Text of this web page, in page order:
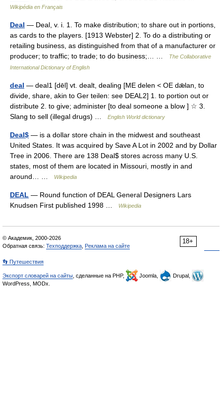
Wikipédia en Français
Deal — Deal, v. i. 1. To make distribution; to share out in portions,
as cards to the players. [1913 Webster] 2. To do a distributing or
retailing business, as distinguished from that of a manufacturer or
producer; to traffic; to trade; to do business;… …
The Collaborative
International Dictionary of English
deal — deal1 [dēl] vt. dealt, dealing [ME delen < OE dǣlan, to
divide, share, akin to Ger teilen: see DEAL2] 1. to portion out or
distribute 2. to give; administer [to deal someone a blow ] ☆ 3.
Slang to sell (illegal drugs) …
English World dictionary
Deal$ — is a dollar store chain in the midwest and southeast
United States. It was acquired by Save A Lot in 2002 and by Dollar
Tree in 2006. There are 138 Deal$ stores across many U.S.
states, most of them are located in Missouri, mostly in and
around… …
Wikipedia
DEAL — Round function of DEAL General Designers Lars
Knudsen First published 1998 …
Wikipedia
18+
© Академик, 2000-2026
Обратная связь: Техподдержка Реклама на сайте
👣 Путешествия
Экспорт словарей на сайты , сделанные на PHP, Joomla,
Drupal,
WordPress, MODx.